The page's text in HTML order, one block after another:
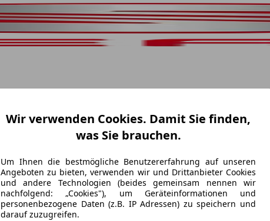
Wir verwenden Cookies. Damit Sie finden,
was Sie brauchen.
Um Ihnen die bestmögliche Benutzererfahrung auf unseren
Angeboten zu bieten, verwenden wir und Drittanbieter Cookies
und andere Technologien (beides gemeinsam nennen wir
nachfolgend: „Cookies"), um Geräteinformationen und
personenbezogene Daten (z.B. IP Adressen) zu speichern und
darauf zuzugreifen.